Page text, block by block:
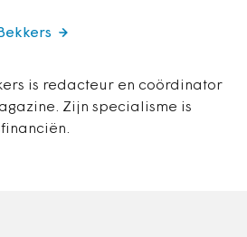
is redacteur en coördinator
Zijn specialisme is